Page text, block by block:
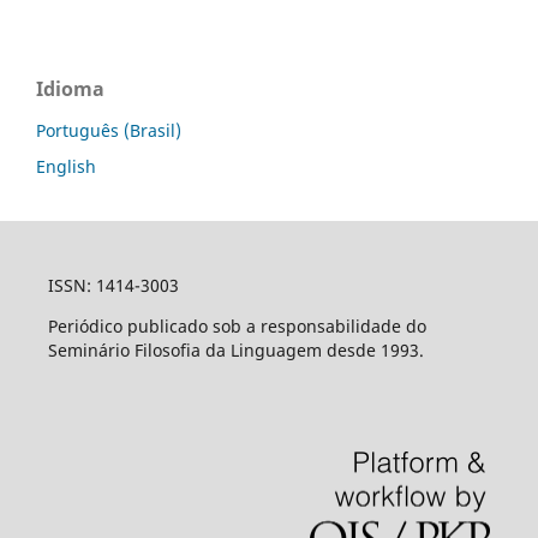
Idioma
Português (Brasil)
English
ISSN: 1414-3003
Periódico publicado sob a responsabilidade do
Seminário Filosofia da Linguagem desde 1993.